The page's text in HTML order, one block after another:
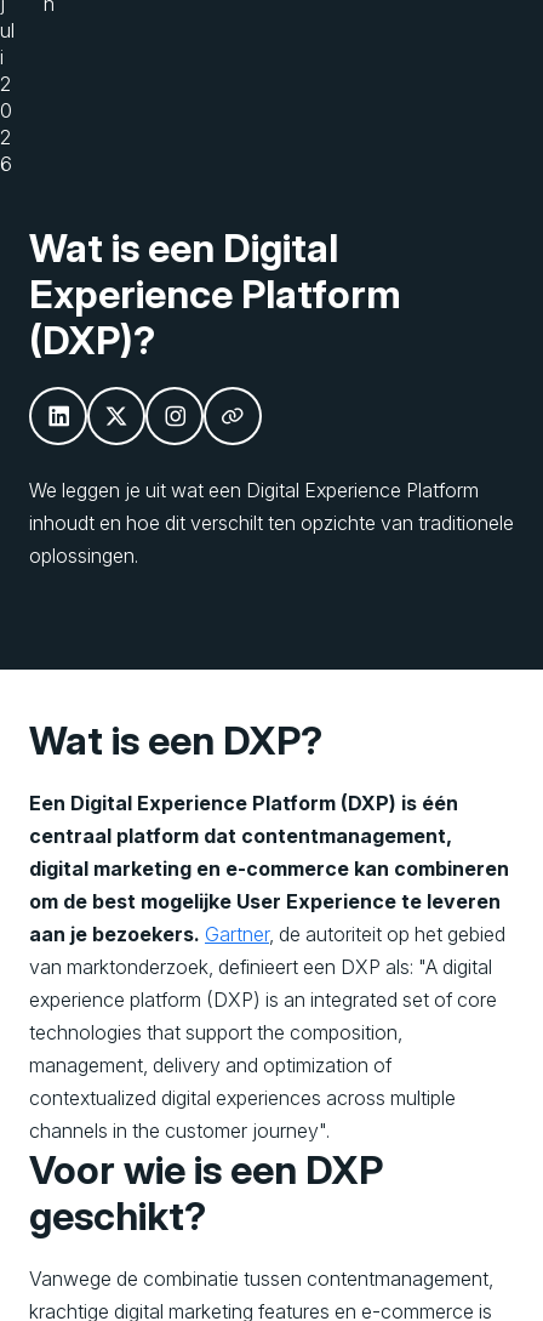
ul
i
2
0
2
6
Wat is een Digital
Experience Platform
(DXP)?
We leggen je uit wat een Digital Experience Platform
inhoudt en hoe dit verschilt ten opzichte van traditionele
oplossingen.
Wat is een DXP?
Een Digital Experience Platform (DXP) is één
centraal platform dat contentmanagement,
digital marketing en e-commerce kan combineren
om de best mogelijke User Experience te leveren
aan je bezoekers. Gartner, de autoriteit op het gebied
van marktonderzoek, definieert een DXP als: "A digital
experience platform (DXP) is an integrated set of core
technologies that support the composition,
management, delivery and optimization of
contextualized digital experiences across multiple
channels in the customer journey".
Voor wie is een DXP
geschikt?
Vanwege de combinatie tussen contentmanagement,
krachtige digital marketing features en e-commerce is